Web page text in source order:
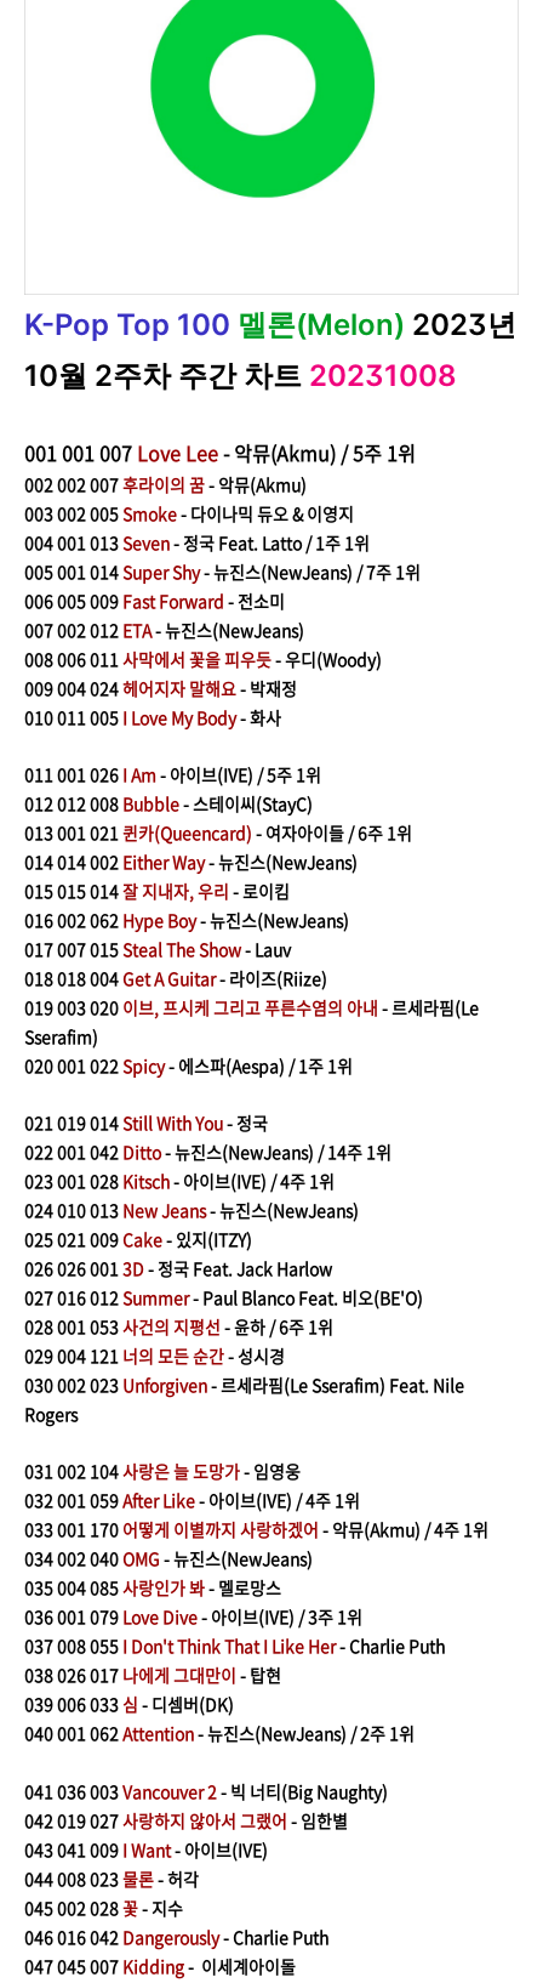
K-Pop Top 100 멜론(Melon) 2023년
10월 2주차 주간 차트 20231008
001001 007 Love Lee- 악뮤(Akmu) / 5주 1위
002002 007후라이의 꿈- 악뮤(Akmu)
003002 005Smoke- 다이나믹 듀오 & 이영지
004001 013Seven- 정국 Feat. Latto / 1주 1위
005001 014Super Shy- 뉴진스(NewJeans) / 7주 1위
006005 009 Fast Forward - 전소미
007002 012 ETA- 뉴진스(NewJeans)
008006 011사막에서 꽃을 피우듯- 우디(Woody)
009004 024헤어지자 말해요- 박재정
010011 005 I Love My Body- 화사
011001 026 I Am- 아이브(IVE) / 5주 1위
012012 008 Bubble- 스테이씨(StayC)
013001 021퀸카(Queencard) - 여자아이들 / 6주 1위
014014 002 Either Way- 뉴진스(NewJeans)
015015 014잘 지내자, 우리 - 로이킴
016002 062 Hype Boy- 뉴진스(NewJeans)
017007 015Steal The Show- Lauv
018018 004Get A Guitar- 라이즈(Riize)
019003 020 이브, 프시케 그리고 푸른수염의 아내 - 르세라핌(Le
Sserafim)
020001 022Spicy- 에스파(Aespa) / 1주 1위
021019 014Still With You- 정국
022001 042 Ditto- 뉴진스(NewJeans) / 14주 1위
023001 028 Kitsch- 아이브(IVE) / 4주 1위
024010 013 New Jeans- 뉴진스(NewJeans)
025021 009Cake- 있지(ITZY)
026 026 0013D- 정국 Feat. Jack Harlow
027016 012Summer- Paul Blanco Feat. 비오(BE'O)
028001 053사건의 지평선 - 윤하 / 6주 1위
029004 121 너의 모든 순간- 성시경
030002 023 Unforgiven- 르세라핌(Le Sserafim) Feat. Nile
Rogers
031002 104사랑은 늘 도망가- 임영웅
032001 059After Like- 아이브(IVE) / 4주 1위
033001 170 어떻게 이별까지 사랑하겠어 - 악뮤(Akmu) / 4주 1위
​034002 040OMG - 뉴진스(NewJeans)
035004 085사랑인가 봐- 멜로망스
036001 079 Love Dive- 아이브(IVE) / 3주 1위
037008 055 I Don't Think That I Like Her- Charlie Puth
038026 017 나에게 그대만이 - 탑현
039006 033 심 - 디셈버(DK)
040001062Attention- 뉴진스(NewJeans) / 2주 1위
041036 003Vancouver 2- 빅 너티(Big Naughty)
042019 027사랑하지 않아서 그랬어 - 임한별
043041 009 I Want- 아이브(IVE)
044008 023물론- 허각
045002 028꽃- 지수
046016 042 Dangerously- Charlie Puth
047045 007 Kidding- 이세계아이돌